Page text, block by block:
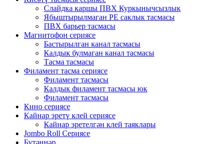
Слайдка каршы ПВХ Куркынычсызлык
Ябыштырылмаган PE саклык тасмасы
ПВХ барьер тасмасы
Магнитофон сериясе
Бастырылган канал тасмасы
Калдык булмаган канал тасмасы
Тасма тасмасы
Филамент тасма сериясе
Филамент тасмасы
Калдык филамент тасмасы юк
Филамент тасмасы
Кино сериясе
Кайнар эретү клей сериясе
Кайнар эретелгән клей таяклары
Jombo Roll Сериясе
Бүтәннәр